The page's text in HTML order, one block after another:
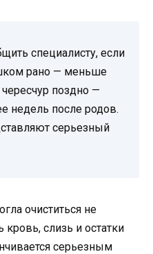
специалисту, если
рано — меньше
поздно —
недель после родов.
серьезный
очиститься не
слизь и остатки
серьезным